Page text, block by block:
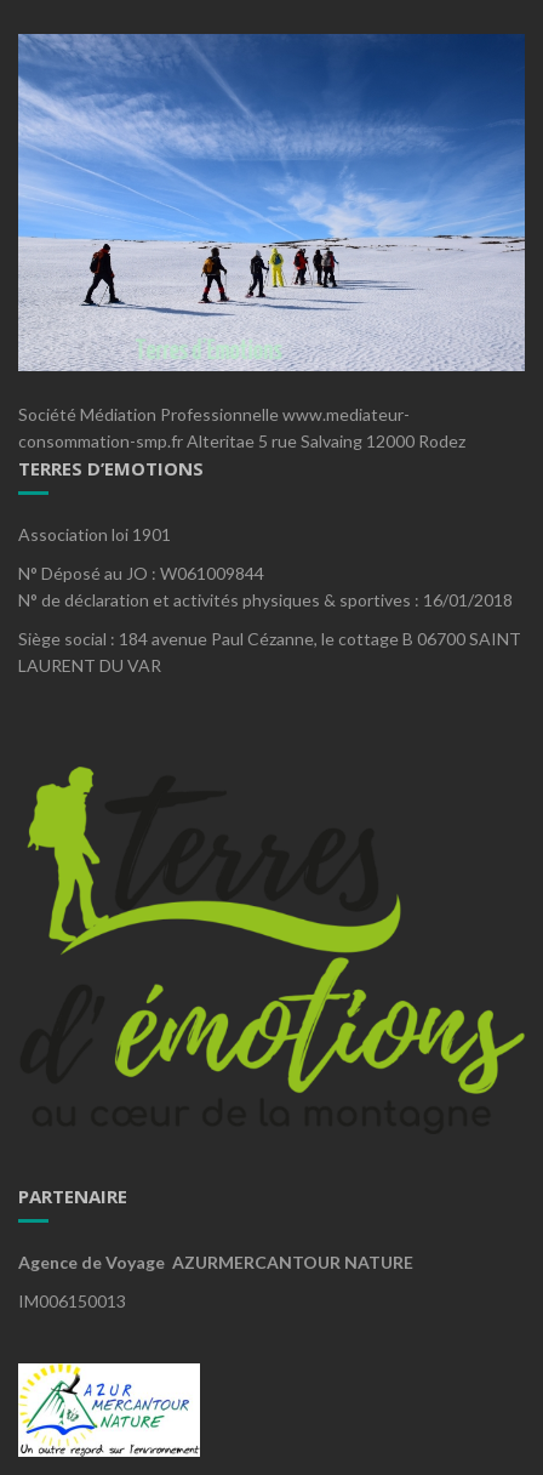
Société Médiation Professionnelle www.mediateur-
consommation-smp.fr Alteritae 5 rue Salvaing 12000 Rodez
TERRES D’EMOTIONS
Association loi 1901
N° Déposé au JO : W061009844
N° de déclaration et activités physiques & sportives : 16/01/2018
Siège social : 184 avenue Paul Cézanne, le cottage B 06700 SAINT
LAURENT DU VAR
PARTENAIRE
Agence de Voyage AZURMERCANTOUR NATURE
IM006150013